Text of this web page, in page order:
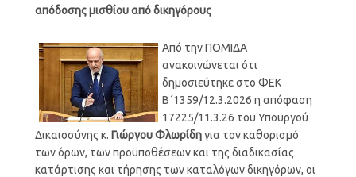
απόδοσης μισθίου από δικηγόρους
Από την ΠΟΜΙΔΑ
ανακοινώνεται ότι
δημοσιεύτηκε στο ΦΕΚ
Β΄1359/12.3.2026 η απόφαση
17225/11.3.26 του Υπουργού
Δικαιοσύνης κ. Γιώργου Φλωρίδηγια τον καθορισμό
των όρων, των προϋποθέσεων και της διαδικασίας
κατάρτισης και τήρησης των καταλόγων δικηγόρων, οι